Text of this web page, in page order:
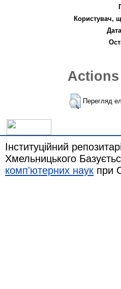
Користувач,
Перегляд
Інституційний
Хмельницького
комп'ютерних наук при